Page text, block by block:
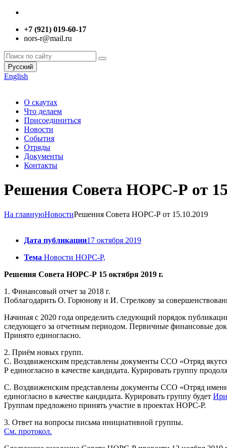
+7 (921) 019-60-17
nors-r@mail.ru
Русский
English
О скаутах
Что делаем
Присоединиться
Новости
События
Отряды
Документы
Контакты
Решения Совета НОРС-Р от
На главнуюНовостиРешения Совета НОРС-Р от 15.10.2019
Дата публикации17 октября 2019
Тема Новости НОРС-Р,
Решения Совета НОРС-Р 15 октября 2019 г.
1. Финансовый отчет за 2018 г.
Поблагодарить О. Горюнову и И. Стрелкову за
Начиная с 2020 года определить следующий порядок
следующего за отчетным периодом. Первичные финансовые
Принято единогласно.
2. Приём новых групп.
С. Воздвиженским представлены документы ССО «Отряд
Р единогласно в качестве кандидата. Курировать группу
С. Воздвиженским представлены документы ССО «Отряд
единогласно в качестве кандидата. Курировать группу будет
Группам предложено принять участие в проектах НОРС-Р.
3. Ответ на вопросы письма инициативной группы.
См. протокол.